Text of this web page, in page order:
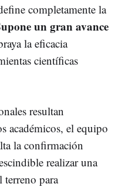
completamente la
un gran avance
la eficacia
científicas
resultan
académicos, el equipo
la confirmación
realizar una
terreno para